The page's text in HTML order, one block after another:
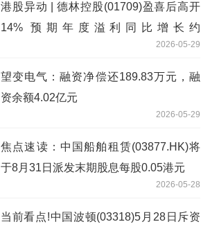
港股异动 | 德林控股(01709)盈喜后高开
14% 预期年度溢利同比增长约
2026-05-29
望变电气：融资净偿还189.83万元，融
资余额4.02亿元
2026-05-29
焦点速读：中国船舶租赁(03877.HK)将
于8月31日派发末期股息每股0.05港元
2026-05-28
当前看点!中国波顿(03318)5月28日斥资